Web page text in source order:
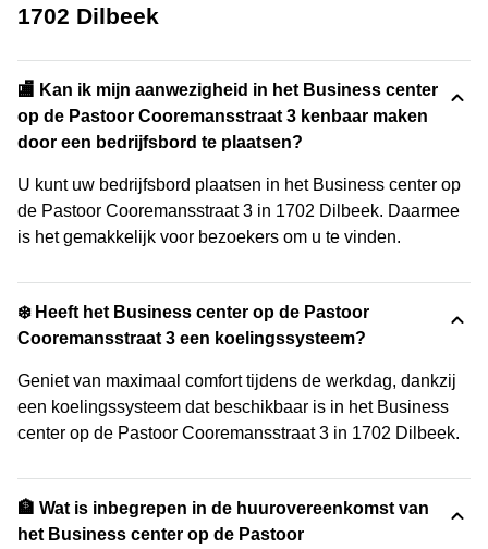
1702 Dilbeek
🏬 Kan ik mijn aanwezigheid in het Business center
op de Pastoor Cooremansstraat 3 kenbaar maken
door een bedrijfsbord te plaatsen?
U kunt uw bedrijfsbord plaatsen in het Business center op
de Pastoor Cooremansstraat 3 in 1702 Dilbeek. Daarmee
is het gemakkelijk voor bezoekers om u te vinden.
❄️ Heeft het Business center op de Pastoor
Cooremansstraat 3 een koelingssysteem?
Geniet van maximaal comfort tijdens de werkdag, dankzij
een koelingssysteem dat beschikbaar is in het Business
center op de Pastoor Cooremansstraat 3 in 1702 Dilbeek.
🏦 Wat is inbegrepen in de huurovereenkomst van
het Business center op de Pastoor